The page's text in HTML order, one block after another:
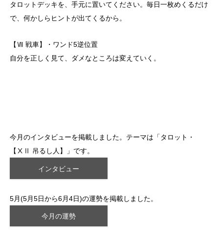
タロットデッキを、手元に置いてください。毎日一枚めくるだけ
で、何かしらヒントが出てくるから。
【Ⅶ 戦車】・ワンド5逆位置
自分を正しく見て、ダメなところは変えていく。
今月のインタビューを掲載しました。テーマは「タロット・
【ⅩⅡ 吊るし人】」です。
インタビュー
5月(5月5日から6月4日)の運勢を掲載しました。
今月の運勢